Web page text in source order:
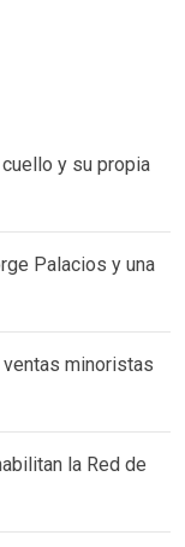
y su propia
Palacios y una
minoristas
la Red de